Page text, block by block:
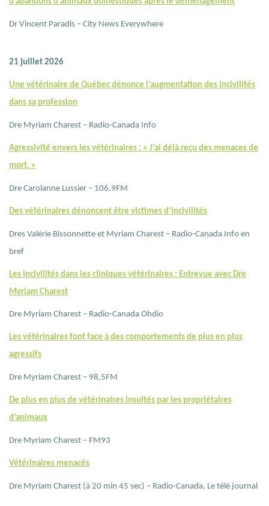
Dr Vincent Paradis – City News Everywhere
21 juillet 2026
Une vétérinaire de Québec dénonce l’augmentation des incivilités
dans sa profession
Dre Myriam Charest – Radio-Canada Info
Agressivité envers les vétérinaires : « J’ai déjà reçu des menaces de
mort. »
Dre Carolanne Lussier – 106.9FM
Des vétérinaires dénoncent être victimes d’incivilités
Dres Valérie Bissonnette et Myriam Charest – Radio-Canada Info en
bref
Les incivilités dans les cliniques vétérinaires : Entrevue avec Dre
Myriam Charest
Dre Myriam Charest – Radio-Canada Ohdio
Les vétérinaires font face à des comportements de plus en plus
agressifs
Dre Myriam Charest – 98,5FM
De plus en plus de vétérinaires insultés par les propriétaires
d’animaux
Dre Myriam Charest – FM93
Vétérinaires menacés
Dre Myriam Charest (à 20 min 45 sec) – Radio-Canada, Le télé journal